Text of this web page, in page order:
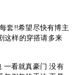
套!!希望尽快有博主
这样的穿搭请多来
一看就真豪门 没有